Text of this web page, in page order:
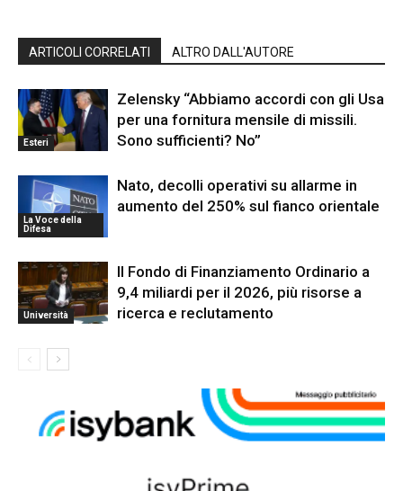
ARTICOLI CORRELATI ALTRO DALL'AUTORE
Esteri
Zelensky “Abbiamo accordi con gli Usa
per una fornitura mensile di missili.
Sono sufficienti? No”
La Voce della
Difesa
Nato, decolli operativi su allarme in
aumento del 250% sul fianco orientale
Università
Il Fondo di Finanziamento Ordinario a
9,4 miliardi per il 2026, più risorse a
ricerca e reclutamento